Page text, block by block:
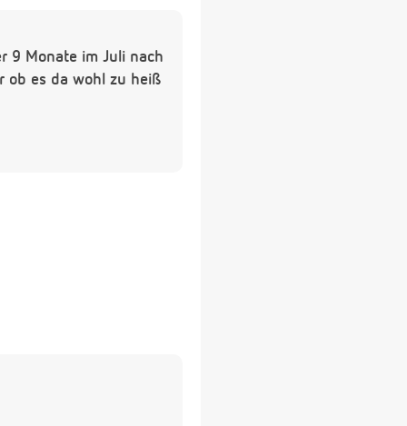
9 Monate im Juli nach
ob es da wohl zu heiß